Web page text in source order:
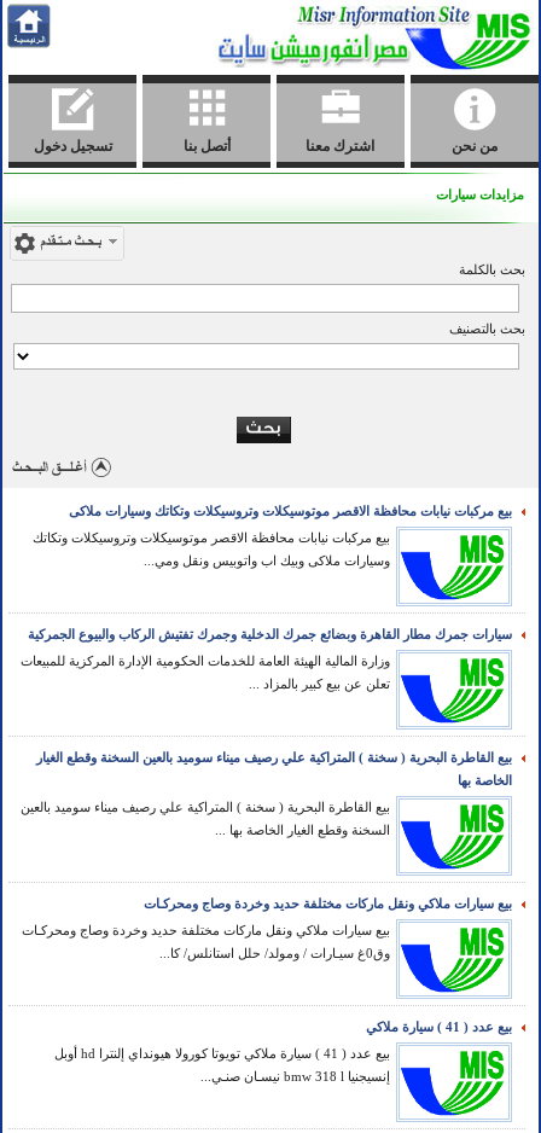
من نحن اشترك معنا أتصل بنا تسجيل دخول
مزايدات سيارات
بحث بالكلمة
بحث بالتصنيف
بيع مركبات نيابات محافظة الاقصر موتوسيكلات وتروسيكلات وتكاتك وسيارات ملاكى
بيع مركبات نيابات محافظة الاقصر موتوسيكلات وتروسيكلات وتكاتك
وسيارات ملاكى وبيك اب واتوبيس ونقل ومي...
سيارات جمرك مطار القاهرة وبضائع جمرك الدخلية وجمرك تفتيش الركاب والبيوع الجمركية
وزارة المالية الهيئة العامة للخدمات الحكومية الإدارة المركزية للمبيعات
تعلن عن بيع كبير بالمزاد ...
بيع القاطرة البحرية ( سخنة ) المتراكية علي رصيف ميناء سوميد بالعين السخنة وقطع الغيار
الخاصة بها
بيع القاطرة البحرية ( سخنة ) المتراكية علي رصيف ميناء سوميد بالعين
السخنة وقطع الغيار الخاصة بها ...
بيع سيارات ملاكي ونقل ماركات مختلفة حديد وخردة وصاج ومحركـات
بيع سيارات ملاكي ونقل ماركات مختلفة حديد وخردة وصاج ومحركـات
وق0غ سيـارات / ومولد/ حلل استانلس/ كا...
بيع عدد ( 41 ) سيارة ملاكي
بيع عدد ( 41 ) سيارة ملاكي تويوتا كورولا هيونداي إلنترا hd أوبل
إنسيجنيا bmw 318 l نيسـان صنـي...